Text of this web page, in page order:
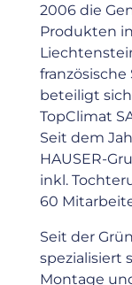
2006 die
Produkten
beteiligt
TopClimat
Seit dem
HAUSER-
inkl.
60
Seit der
spezialisiert
Montage